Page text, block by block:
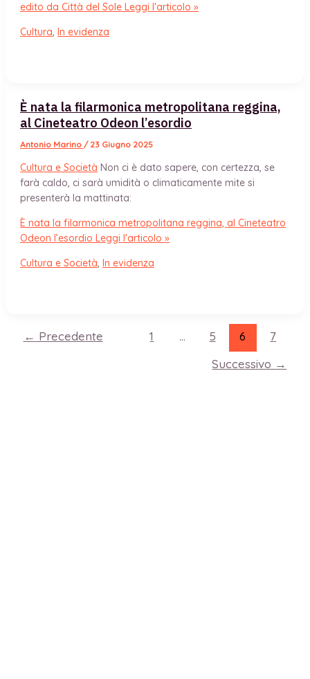
edito da Città del Sole Leggi l'articolo »
Cultura, In evidenza
È nata la filarmonica metropolitana reggina,
al Cineteatro Odeon l’esordio
Antonio Marino / 23 Giugno 2025
Cultura e Società Non ci è dato sapere, con certezza, se
farà caldo, ci sarà umidità o climaticamente mite si
presenterà la mattinata:
È nata la filarmonica metropolitana reggina, al Cineteatro
Odeon l’esordio Leggi l'articolo »
Cultura e Società, In evidenza
← Precedente 1 … 5 6
7
Successivo →